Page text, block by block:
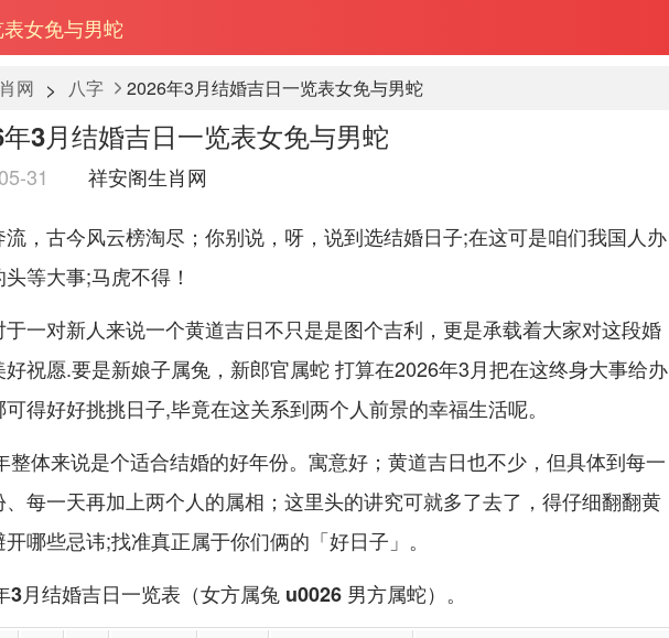
女免与男蛇
网 > 八字 2026年3月结婚吉日一览表女免与男蛇
3月结婚吉日一览表女免与男蛇
31 祥安阁生肖网
流，古今风云榜淘尽；你别说，呀，说到选结婚日子;在这可是咱们我国人办
等大事;马虎不得！
于一对新人来说一个黄道吉日不只是是图个吉利，更是承载着大家对这段婚
好祝愿.要是新娘子属兔，新郎官属蛇 打算在2026年3月把在这终身大事给办
可得好好挑挑日子,毕竟在这关系到两个人前景的幸福生活呢。
整体来说是个适合结婚的好年份。寓意好；黄道吉日也不少，但具体到每一
、每一天再加上两个人的属相；这里头的讲究可就多了去了，得仔细翻翻黄
开哪些忌讳;找准真正属于你们俩的「好日子」。
3月结婚吉日一览表（女方属兔 u0026 男方属蛇） 。